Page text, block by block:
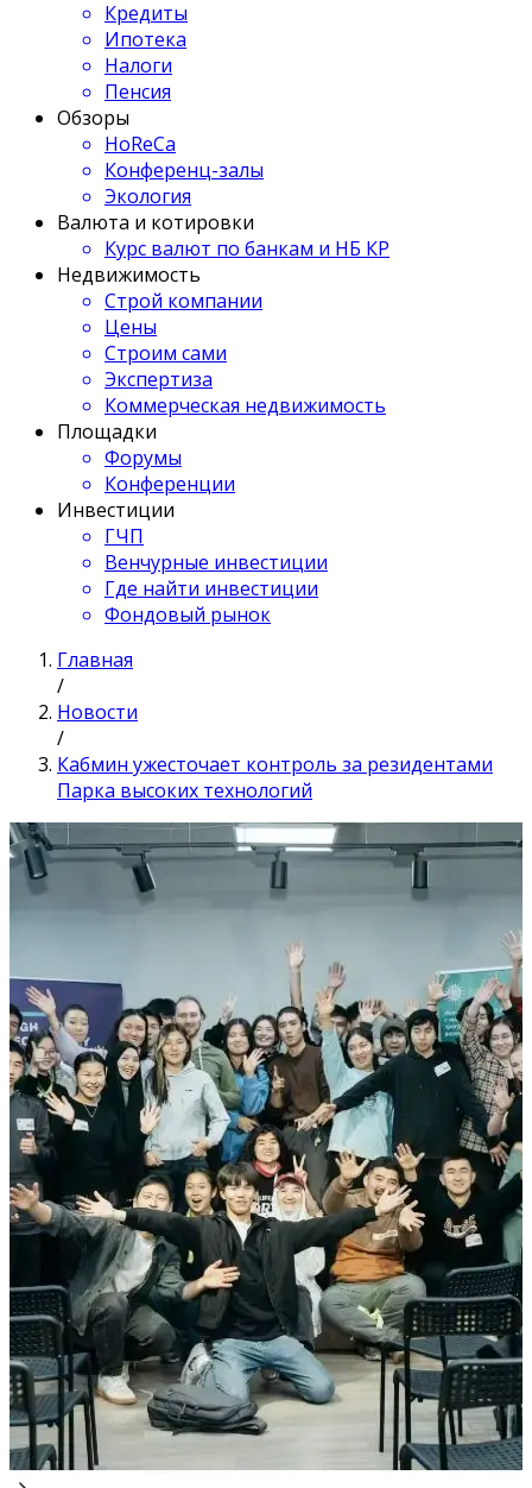
Кредиты
Ипотека
Налоги
Пенсия
Обзоры
HoReCa
Конференц-залы
Экология
Валюта и котировки
Курс валют по банкам и НБ КР
Недвижимость
Строй компании
Цены
Строим сами
Экспертиза
Коммерческая недвижимость
Площадки
Форумы
Конференции
Инвестиции
ГЧП
Венчурные инвестиции
Где найти инвестиции
Фондовый рынок
Главная
/
Новости
/
Кабмин ужесточает контроль за резидентами
Парка высоких технологий